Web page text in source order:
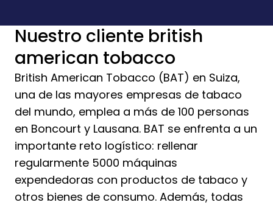
Nuestro cliente british
american tobacco
British American Tobacco (BAT) en Suiza,
una de las mayores empresas de tabaco
del mundo, emplea a más de 100 personas
en Boncourt y Lausana. BAT se enfrenta a un
importante reto logístico: rellenar
regularmente 5000 máquinas
expendedoras con productos de tabaco y
otros bienes de consumo. Además, todas